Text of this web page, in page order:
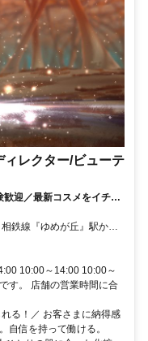
ィレクター/ビューテ
歓迎／最新コスメをイチ早
・副業
10:00～14:00 10:00～
す。 店舗の営業時間に合
る！／ お客さまに納得感
自信を持って働ける。